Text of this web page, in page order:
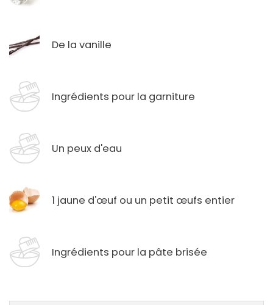
De la vanille
Ingrédients pour la garniture
Un peux d'eau
1 jaune d'œuf ou un petit œufs entier
Ingrédients pour la pâte brisée